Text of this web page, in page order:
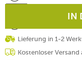
IN
Lieferung in 1-2
Kostenloser